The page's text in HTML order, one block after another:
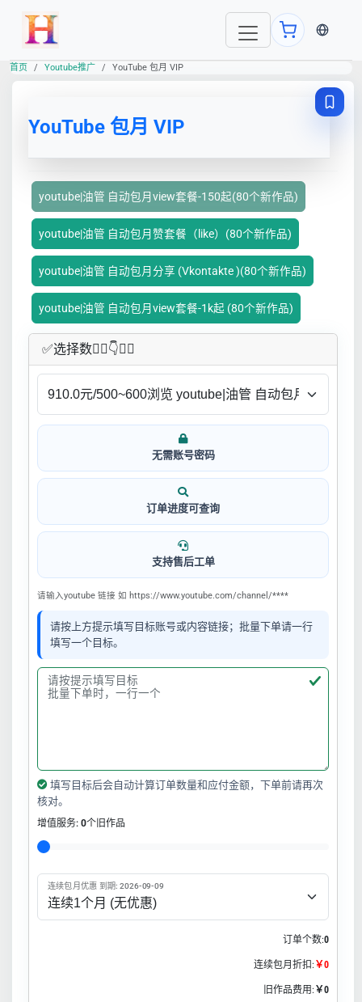
当前语
首页 Youtube推广 YouTube 包月 VIP
YouTube 包月 VIP
youtube|油管 自动包月view套餐-150起(80个新作品)
youtube|油管 自动包月赞套餐（like）(80个新作品)
youtube|油管 自动包月分享 (Vkontakte )(80个新作品)
youtube|油管 自动包月view套餐-1k起 (80个新作品)
✅​选择数👇🏻​​👇👇🏻​​
无需账号密码
订单进度可查询
支持售后工单
请输入youtube 链接 如 https://www.youtube.com/channel/****
请按上方提示填写目标账号或内容链接；批量下单请一行
填写一个目标。
填写目标后会自动计算订单数量和应付金额，下单前请再次
核对。
增值服务: 0个旧作品
连续包月优惠 到期: 2026-09-09
订单个数:0
连续包月折扣: ￥0
旧作品费用: ￥0